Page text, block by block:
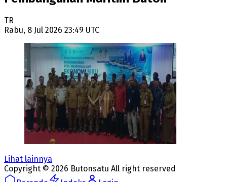
TR
Rabu, 8 Jul 2026 23:49 UTC
Lihat lainnya
Copyright © 2026 Butonsatu All right reserved